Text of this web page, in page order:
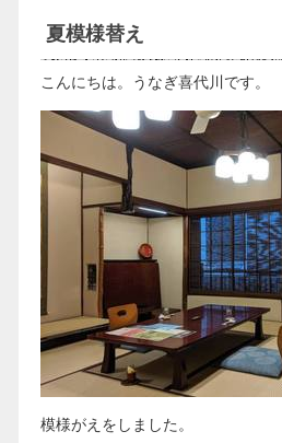
夏模様替え
こんにちは。うなぎ喜代川です。
模様がえをしました。